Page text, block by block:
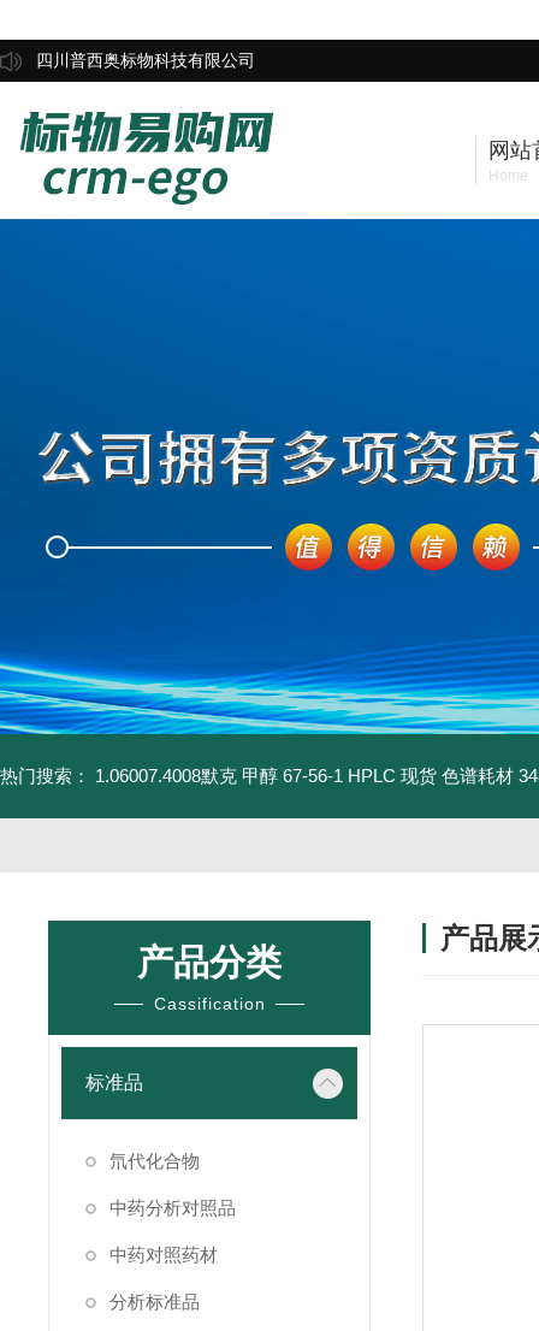
四川普西奥标物科技有限公司
网站
Home
热门搜索： 1.06007.4008默克 甲醇 67-56-1 HPLC 现货 色谱耗材
产品分类
Cassification
标准品
氘代化合物
中药分析对照品
中药对照药材
分析标准品
产品展